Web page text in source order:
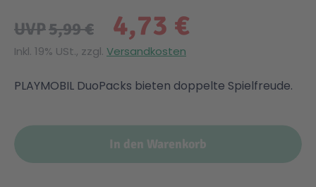
4,73 €
UVP5,99 €
Inkl. 19% USt., zzgl. Versandkosten
PLAYMOBIL DuoPacks bieten doppelte Spielfreude.
In den Warenkorb